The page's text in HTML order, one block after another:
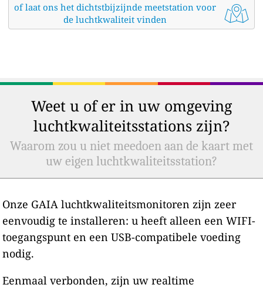
of laat ons het dichtstbijzijnde meetstation voor
de luchtkwaliteit vinden
Weet u of er in uw omgeving
luchtkwaliteitsstations zijn?
Waarom zou u niet meedoen aan de kaart met
uw eigen luchtkwaliteitsstation?
Onze GAIA luchtkwaliteitsmonitoren zijn zeer
eenvoudig te installeren: u heeft alleen een WIFI-
toegangspunt en een USB-compatibele voeding
nodig.
Eenmaal verbonden, zijn uw realtime